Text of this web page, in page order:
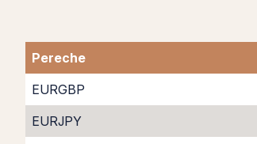
Pereche
EURGBP
EURJPY